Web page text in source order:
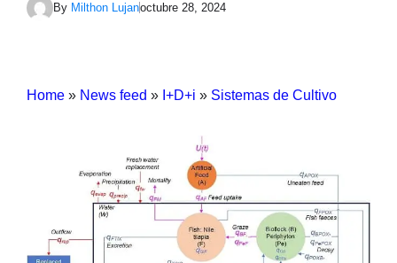
By Milthon Lujanoctubre 28, 2024
Home » News feed » I+D+i » Sistemas de Cultivo